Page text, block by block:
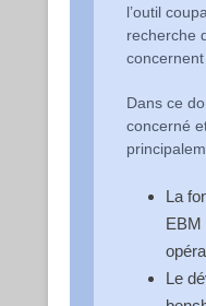
l’outil
recherche
Dans ce
concerné
La
EBM
Le